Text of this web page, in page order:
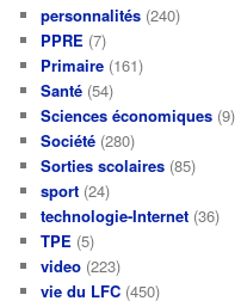
personnalités (240)
PPRE (7)
Primaire (161)
Santé (54)
Sciences économiques (9)
Société (280)
Sorties scolaires (85)
sport (24)
technologie-Internet (36)
TPE (5)
video (223)
vie du LFC (450)